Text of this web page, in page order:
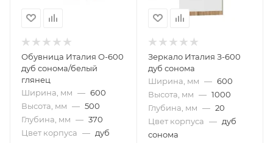
Обувница Италия О-600
дуб сонома/белый
глянец
Ширина, мм — 600
Высота, мм — 500
Глубина, мм — 370
Цвет корпуса — дуб
Зеркало Италия З-600
дуб сонома
Ширина, мм — 600
Высота, мм — 1000
Глубина, мм — 20
Цвет корпуса — дуб
сонома